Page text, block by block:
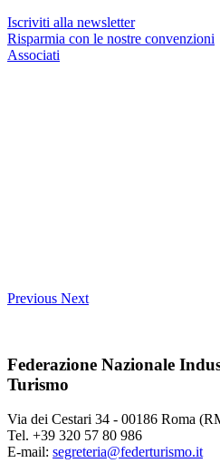
Iscriviti alla newsletter
Risparmia con le nostre convenzioni
Associati
Previous Next
Federazione Nazionale
Turismo
Via dei Cestari 34 - 00186 Roma
Tel. +39 320 57 80 986
E-mail: segreteria@federturismo.it